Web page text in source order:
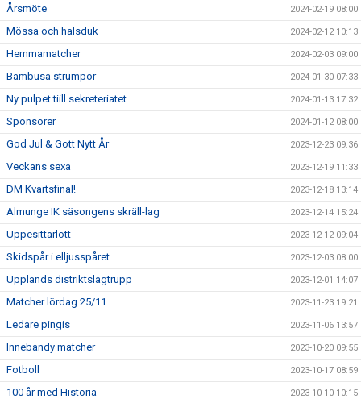
Årsmöte 2024-02-19 08:00
Mössa och halsduk 2024-02-12 10:13
Hemmamatcher 2024-02-03 09:00
Bambusa strumpor 2024-01-30 07:33
Ny pulpet tiill sekreteriatet 2024-01-13 17:32
Sponsorer 2024-01-12 08:00
God Jul & Gott Nytt År 2023-12-23 09:36
Veckans sexa 2023-12-19 11:33
DM Kvartsfinal! 2023-12-18 13:14
Almunge IK säsongens skräll-lag 2023-12-14 15:24
Uppesittarlott 2023-12-12 09:04
Skidspår i elljusspåret 2023-12-03 08:00
Upplands distriktslagtrupp 2023-12-01 14:07
Matcher lördag 25/11 2023-11-23 19:21
Ledare pingis 2023-11-06 13:57
Innebandy matcher 2023-10-20 09:55
Fotboll 2023-10-17 08:59
100 år med Historia 2023-10-10 10:15